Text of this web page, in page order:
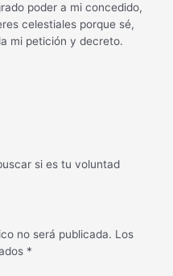
poder a mi concedido,
celestiales porque sé,
mi petición y decreto.
si es tu voluntad
no será publicada. Los
*